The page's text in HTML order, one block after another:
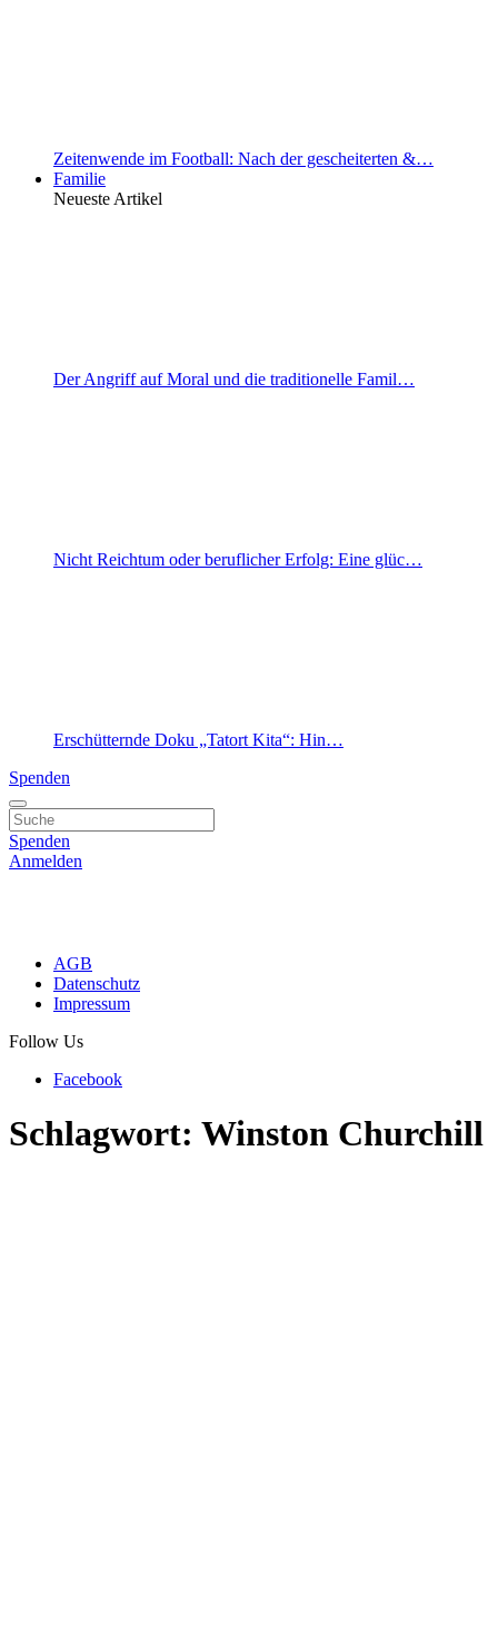
Zeitenwende im Football: Nach der gescheiterten &…
Familie
Neueste Artikel
Der Angriff auf Moral und die traditionelle Famil…
Nicht Reichtum oder beruflicher Erfolg: Eine glüc…
Erschütternde Doku „Tatort Kita“: Hin…
Spenden
Spenden
Anmelden
AGB
Datenschutz
Impressum
Follow Us
Facebook
Schlagwort: Winston Churchill